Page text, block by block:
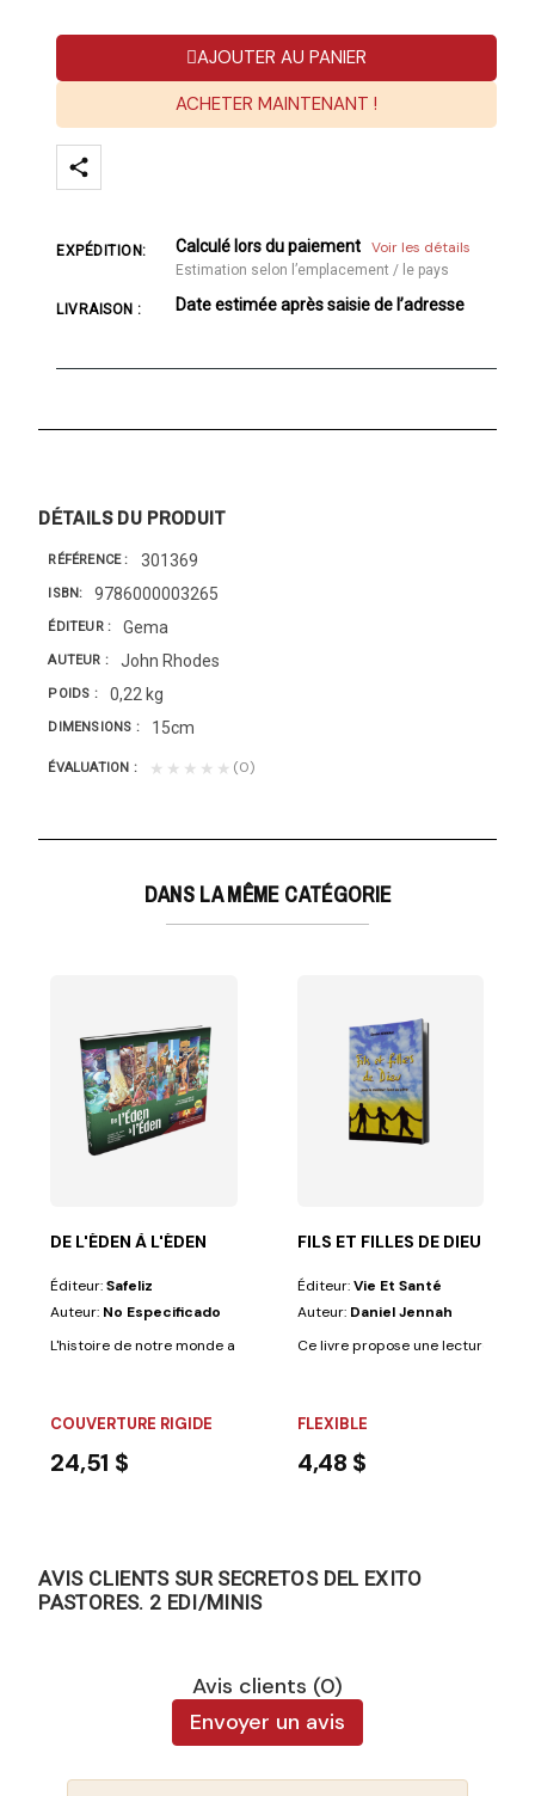
AJOUTER AU PANIER
ACHETER MAINTENANT !
EXPÉDITION: Calculé lors du paiement Voir les détails
Estimation selon l’emplacement / le pays
LIVRAISON : Date estimée après saisie de l’adresse
DÉTAILS DU PRODUIT
RÉFÉRENCE 301369
ISBN 9786000003265
ÉDITEUR Gema
AUTEUR John Rhodes
POIDS 0,22 kg
DIMENSIONS 15cm
ÉVALUATION ★★★★★ (0)
DANS LA MÊME CATÉGORIE
Biblique (Richard Lehmann)Dans...
DE L'ÉDEN À L'ÉDEN
Éditeur:Safeliz
Auteur: No Especificado
L'histoire de notre monde a commencé en Éden, lorsque Dieu créa un
COUVERTURE RIGIDE
24,51 $
FILS ET FILLES DE DIEU
Éditeur:Vie Et Santé
Auteur: Daniel Jennah
Ce livre propose une lecture
FLEXIBLE
4,48 $
AVIS CLIENTS SUR SECRETOS DEL EXITO
PASTORES. 2 EDI/MINIS
Avis clients (0)
Envoyer un avis